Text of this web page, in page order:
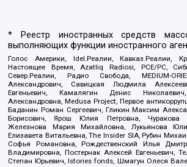
* Реестр иностранных средств
выполняющих функции иностранного
Голос Америки, Idel.Реалии, Кавказ.Реалии,
Настоящее Время, Azatliq Radiosi, PCE/PC,
Север.Реалии, Радио Свобода, MEDIUM-
Александрович, Савицкая Людмила
Евгеньевич, Камалягин Денис
Александровна, Medusa Project, Первое
Баданин Роман Сергеевич, Гликин Максим
Борисович, Ярош Юлия Петровна, Чуракова
Железнова Мария Михайловна, Лукьянова
Елизавета Витальевна, The Insider SIA, Рубин
Софья Романовна, Рождественский Илья
Владимировна, Постернак Алексей Евгеньевич,
Степан Юрьевич, Istories fonds, Шмагун Олеся